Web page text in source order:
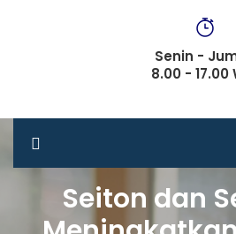
Senin -
8.00 - 17.00
Seiton dan